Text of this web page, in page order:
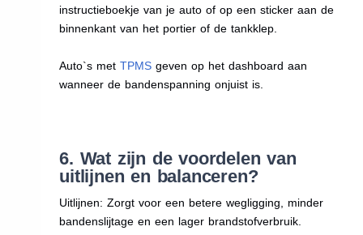
instructieboekje van je auto of op een sticker aan de
binnenkant van het portier of de tankklep.
Auto`s metTPMS geven op het dashboard aan
wanneer de bandenspanning onjuist is.
6. Wat zijn de voordelen van
uitlijnen en balanceren?
Uitlijnen: Zorgt voor een betere wegligging, minder
bandenslijtage en een lager brandstofverbruik.